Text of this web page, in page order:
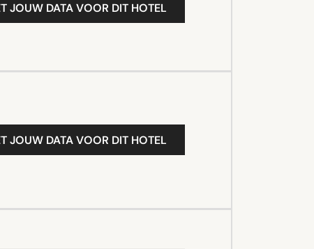
JOUW DATA VOOR DIT HOTEL
JOUW DATA VOOR DIT HOTEL